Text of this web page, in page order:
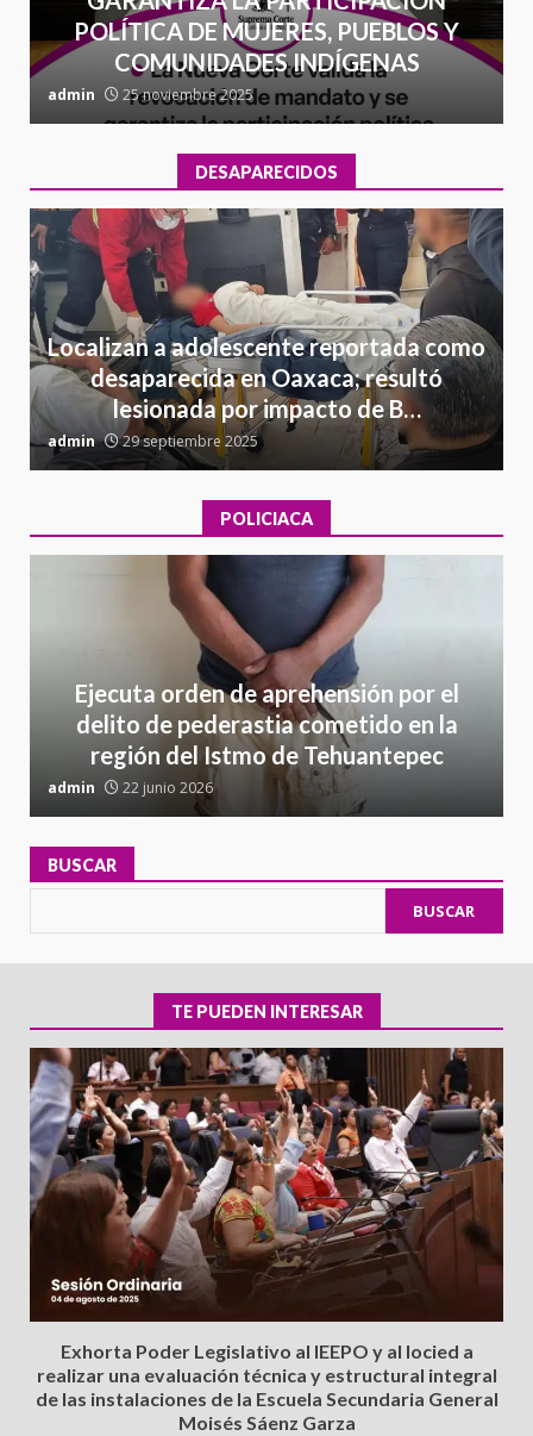
POLÍTICA DE MUJERES, PUEBLOS Y
COMUNIDADES INDÍGENAS
admin 25 noviembre 2025
DESAPARECIDOS
Localizan a adolescente reportada como
desaparecida en Oaxaca; resultó
lesionada por impacto de B…
admin 29 septiembre 2025
POLICIACA
Ejecuta orden de aprehensión por el
delito de pederastia cometido en la
región del Istmo de Tehuantepec
admin 22 junio 2026
BUSCAR
BUSCAR
TE PUEDEN INTERESAR
Exhorta Poder Legislativo al IEEPO y al Iocied a
realizar una evaluación técnica y estructural integral
de las instalaciones de la Escuela Secundaria General
Moisés Sáenz Garza